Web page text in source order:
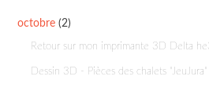
octobre (2)
Retour sur mon imprimante 3D Delta
Dessin 3D - Pièces des chalets "JeuJura"